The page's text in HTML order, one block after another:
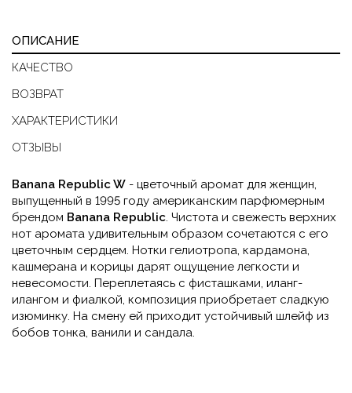
ОПИСАНИЕ
КАЧЕСТВО
ВОЗВРАТ
ХАРАКТЕРИСТИКИ
ОТЗЫВЫ
Banana Republic W - цветочный аромат для женщин,
выпущенный в 1995 году американским парфюмерным
брендом Banana Republic. Чистота и свежесть верхних
нот аромата удивительным образом сочетаются с его
цветочным сердцем. Нотки гелиотропа, кардамона,
кашмерана и корицы дарят ощущение легкости и
невесомости. Переплетаясь с фисташками, иланг-
илангом и фиалкой, композиция приобретает сладкую
изюминку. На смену ей приходит устойчивый шлейф из
бобов тонка, ванили и сандала.